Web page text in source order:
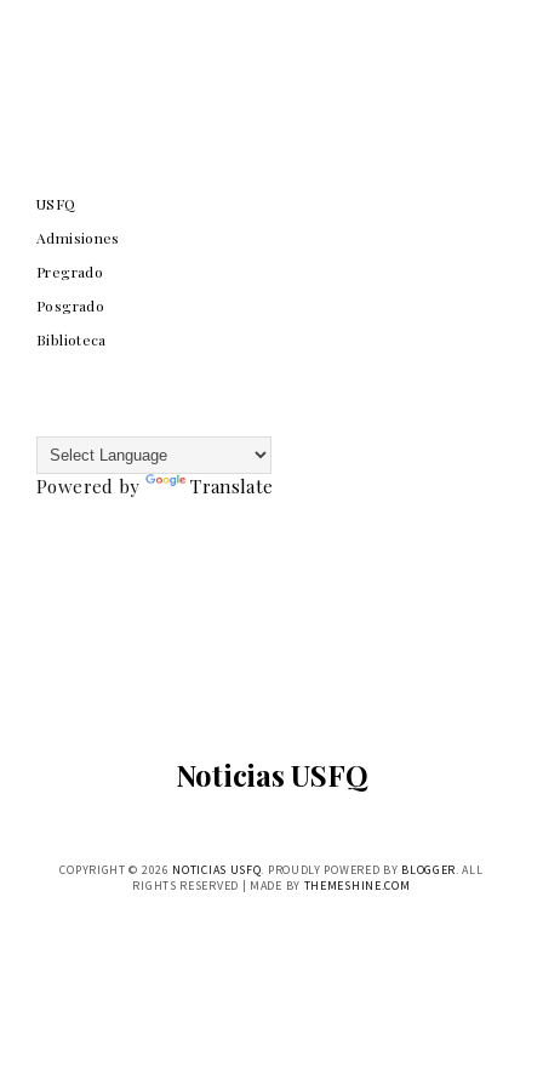
USFQ
Admisiones
Pregrado
Posgrado
Biblioteca
Powered by Translate
Noticias USFQ
COPYRIGHT © 2026 NOTICIAS USFQ . PROUDLY POWERED BY BLOGGER . ALL
RIGHTS RESERVED | MADE BY THEMESHINE.COM